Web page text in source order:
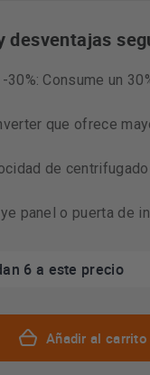
ahorro
energético
Youreko.
desventajas
30%: Consume un
que ofrece
de
panel o puerta de
6 a este precio
Añadir al carrito